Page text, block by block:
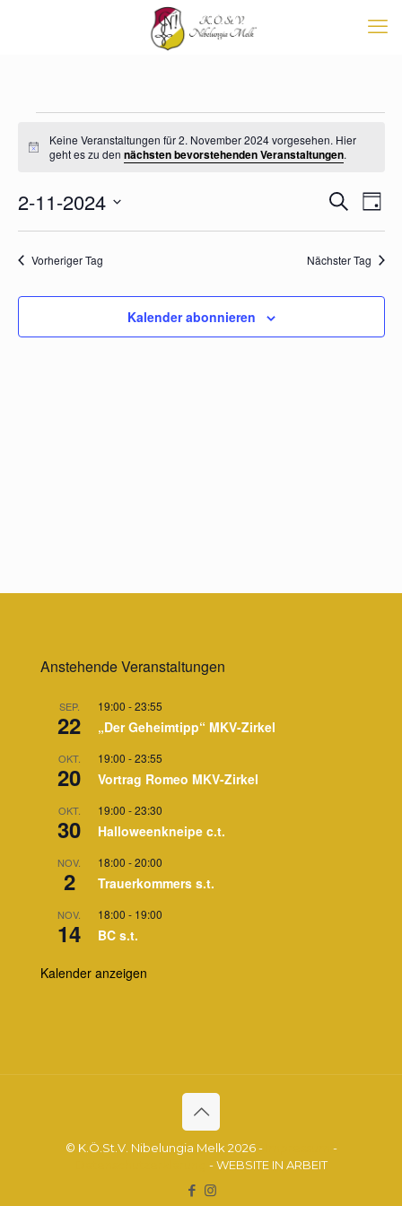
für
November
2024
Hinweis
Keine Veranstaltungen für 2. November 2024 vorgesehen. Hier
geht es zu dennächsten bevorstehenden Veranstaltungen.
Suche
und
SucheTag
2-11-2024
Vorheriger Tag Nächster Tag
Kalender abonnieren
Anstehende Veranstaltungen
SEP.
22
19:00 -23:55
„Der Geheimtipp“ MKV-Zirkel
OKT.
20
19:00 -23:55
Vortrag Romeo MKV-Zirkel
OKT.
30
19:00 -23:30
Halloweenkneipe c.t.
NOV.
2
18:00 -20:00
Trauerkommers s.t.
NOV.
14
18:00 - 19:00
BC s.t.
Kalender anzeigen
© K.Ö.St.V. Nibelungia Melk 2026 -
-
- WEBSITE IN ARBEIT